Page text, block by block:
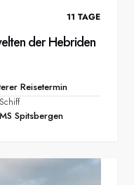
11 TAGE
der Hebriden
Reisetermin
Schiff
MS Spitsbergen